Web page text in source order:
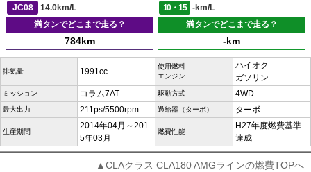
JC08
14.0km/L 10・15
-km/L
満タンでどこまで走る？
784km
満タンでどこまで走る？
-km
排気量 1991cc
使用燃料
エンジン
ハイオク
ガソリン
ミッション コラム7AT 駆動方式 4WD
最大出力 211ps/5500rpm 過給器（ターボ） ターボ
生産期間
2014年04月～201
5年03月
燃費性能
H27年度燃費基準
達成
▲CLAクラス CLA180 AMGラインの燃費TOPへ